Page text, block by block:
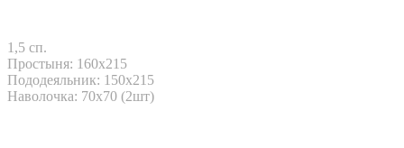
1,5 сп.
Простыня: 160x215
Пододеяльник: 150x215
Наволочка: 70х70 (2шт)